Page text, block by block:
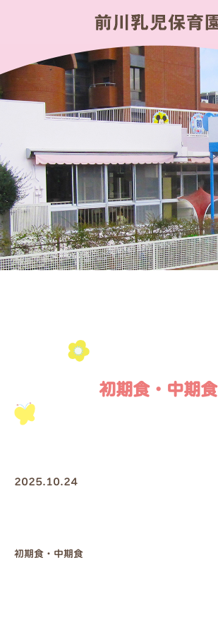
初期食・中期食
2025.10.24
初期食・中期食